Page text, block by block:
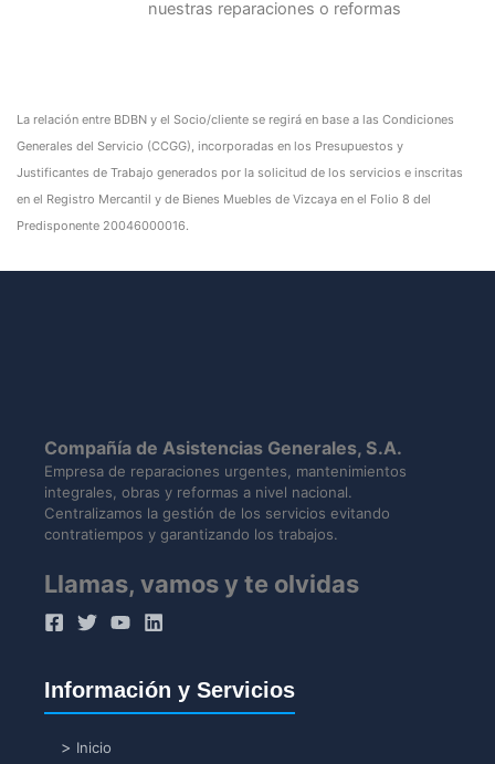
nuestras reparaciones o reformas
La relación entre BDBN y el Socio/cliente se regirá en base a las Condiciones
Generales del Servicio (CCGG), incorporadas en los Presupuestos y
Justificantes de Trabajo generados por la solicitud de los servicios e inscritas
en el Registro Mercantil y de Bienes Muebles de Vizcaya en el Folio 8 del
Predisponente 20046000016.
Compañía de Asistencias Generales, S.A.
Empresa de reparaciones urgentes, mantenimientos
integrales, obras y reformas a nivel nacional.
Centralizamos la gestión de los servicios evitando
contratiempos y garantizando los trabajos.
Llamas, vamos y te olvidas
Información y Servicios
Inicio